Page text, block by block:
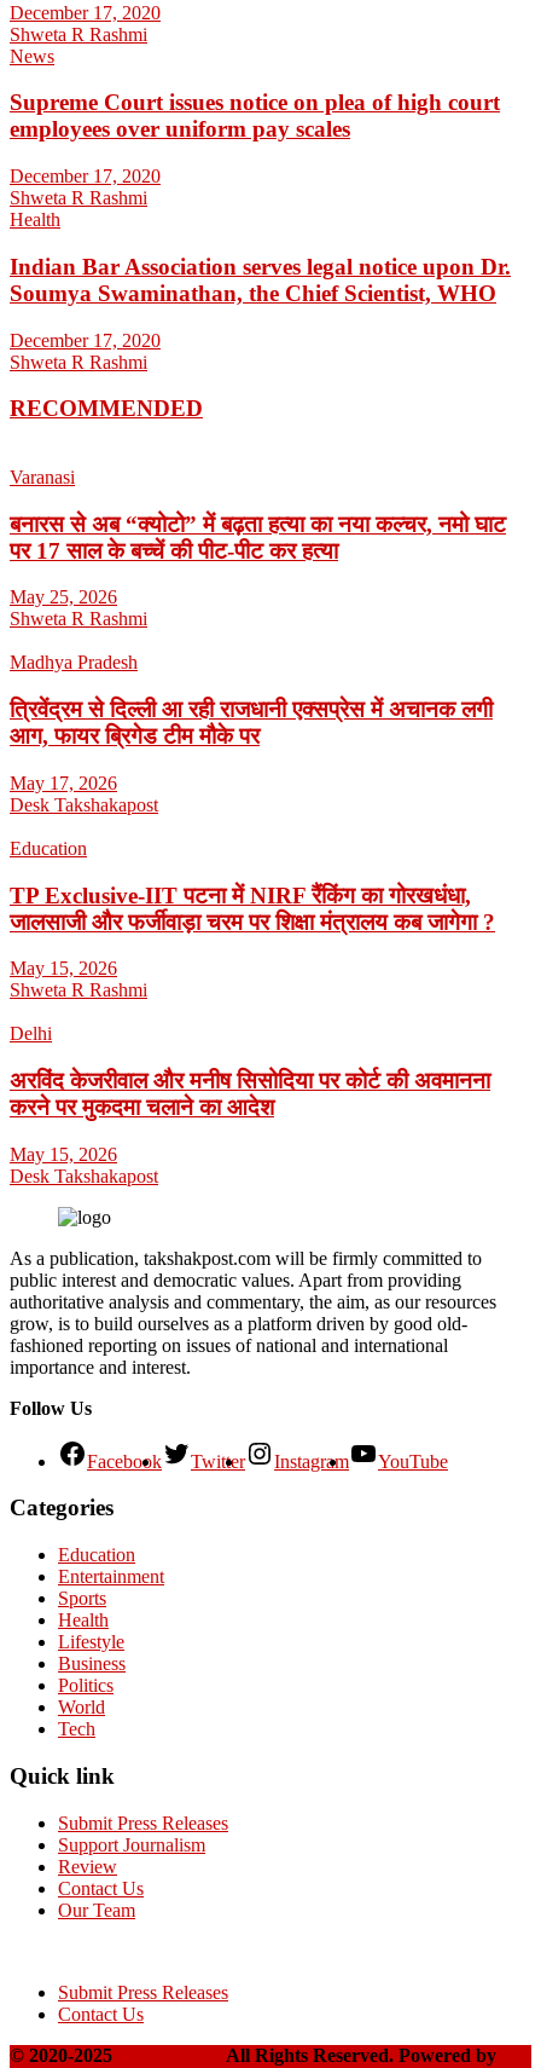
December 17, 2020
Shweta R Rashmi
News
Supreme Court issues notice on plea of high court
employees over uniform pay scales
December 17, 2020
Shweta R Rashmi
Health
Indian Bar Association serves legal notice upon Dr.
Soumya Swaminathan, the Chief Scientist, WHO
December 17, 2020
Shweta R Rashmi
RECOMMENDED
Varanasi
बनारस से अब “क्योटो” में बढ़ता हत्या का नया कल्चर, नमो घाट
पर 17 साल के बच्चें की पीट-पीट कर हत्या
May 25, 2026
Shweta R Rashmi
Madhya Pradesh
त्रिवेंद्रम से दिल्ली आ रही राजधानी एक्सप्रेस में अचानक लगी
आग, फायर ब्रिगेड टीम मौके पर
May 17, 2026
Desk Takshakapost
Education
TP Exclusive-IIT पटना में NIRF रैंकिंग का गोरखधंधा,
जालसाजी और फर्जीवाड़ा चरम पर शिक्षा मंत्रालय कब जागेगा ?
May 15, 2026
Shweta R Rashmi
Delhi
अरविंद केजरीवाल और मनीष सिसोदिया पर कोर्ट की अवमानना
करने पर मुकदमा चलाने का आदेश
May 15, 2026
Desk Takshakapost
As a publication, takshakpost.com will be firmly committed to
public interest and democratic values. Apart from providing
authoritative analysis and commentary, the aim, as our resources
grow, is to build ourselves as a platform driven by good old-
fashioned reporting on issues of national and international
importance and interest.
Follow Us
Facebook Twitter Instagram YouTube
Categories
Education
Entertainment
Sports
Health
Lifestyle
Business
Politics
World
Tech
Quick link
Submit Press Releases
Support Journalism
Review
Contact Us
Our Team
Submit Press Releases
Contact Us
© 2020-2025
All Rights Reserved. Powered by